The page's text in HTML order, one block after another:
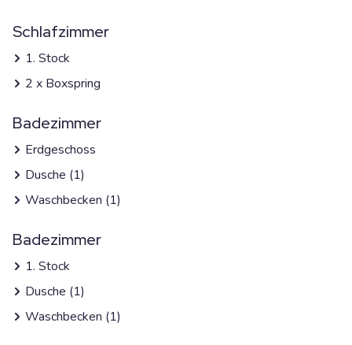
Schlafzimmer
1. Stock
2 x Boxspring
Badezimmer
Erdgeschoss
Dusche (1)
Waschbecken (1)
Badezimmer
1. Stock
Dusche (1)
Waschbecken (1)